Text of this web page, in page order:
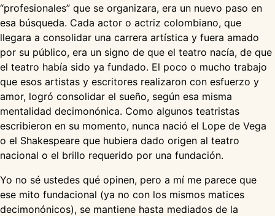
“profesionales” que se organizara, era un nuevo paso en
esa búsqueda. Cada actor o actriz colombiano, que
llegara a consolidar una carrera artística y fuera amado
por su público, era un signo de que el teatro nacía, de que
el teatro había sido ya fundado. El poco o mucho trabajo
que esos artistas y escritores realizaron con esfuerzo y
amor, logró consolidar el sueño, según esa misma
mentalidad decimonónica. Como algunos teatristas
escribieron en su momento, nunca nació el Lope de Vega
o el Shakespeare que hubiera dado origen al teatro
nacional o el brillo requerido por una fundación.
Yo no sé ustedes qué opinen, pero a mí me parece que
ese mito fundacional (ya no con los mismos matices
decimonónicos), se mantiene hasta mediados de la